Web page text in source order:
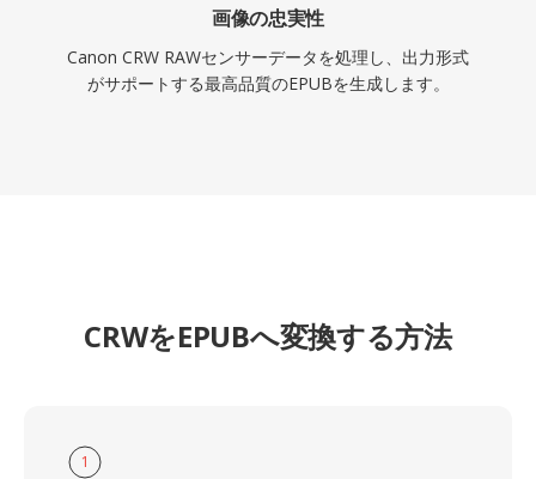
画像の忠実性
Canon CRW RAWセンサーデータを処理し、出力形式
がサポートする最高品質のEPUBを生成します。
CRWをEPUBへ変換する方法
1